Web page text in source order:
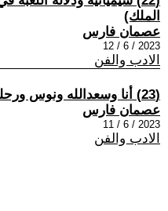
الملك)
عصمان فارس
2023 / 6 / 12
الادب والفن
(23) أنا وسعدالله ونوس ورحلة العزلة والموت
عصمان فارس
2023 / 6 / 11
الادب والفن